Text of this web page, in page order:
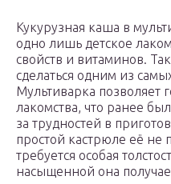
Кукурузная каша в
одно лишь детское
свойств и витаминов.
сделаться одним из
Мультиварка позволяет
лакомства, что ранее
за трудностей в
простой кастрюле её не
требуется особая
насыщенной она